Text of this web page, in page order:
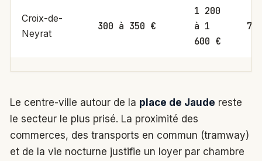
Croix-de-
Neyrat
300 à 350 €
1 200
à 1
600 €
Le centre-ville autour de la place de Jaude reste
le secteur le plus prisé. La proximité des
commerces, des transports en commun (tramway)
et de la vie nocturne justifie un loyer par chambre